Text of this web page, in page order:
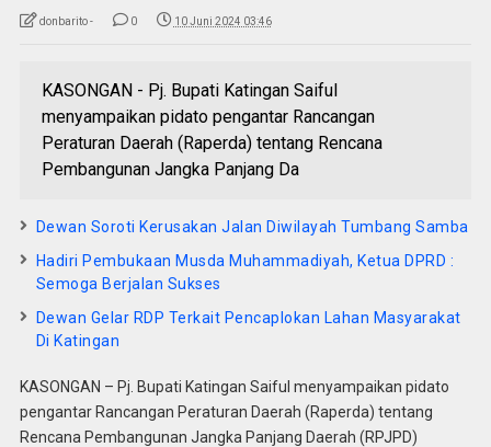
donbarito - 0 10 Juni 2024 03:46
KASONGAN - Pj. Bupati Katingan Saiful
menyampaikan pidato pengantar Rancangan
Peraturan Daerah (Raperda) tentang Rencana
Pembangunan Jangka Panjang Da
Dewan Soroti Kerusakan Jalan Diwilayah Tumbang Samba
Hadiri Pembukaan Musda Muhammadiyah, Ketua DPRD :
Semoga Berjalan Sukses
Dewan Gelar RDP Terkait Pencaplokan Lahan Masyarakat
Di Katingan
KASONGAN – Pj. Bupati Katingan Saiful menyampaikan pidato
pengantar Rancangan Peraturan Daerah (Raperda) tentang
Rencana Pembangunan Jangka Panjang Daerah (RPJPD)